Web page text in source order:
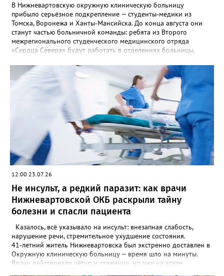
В Нижневартовскую окружную клиническую больницу
прибыло серьёзное подкрепление — студенты‑медики из
Томска, Воронежа и Ханты‑Мансийска. До конца августа они
станут частью больничной команды: ребята из Второго
межрегионального студенческого медицинского отряда
«Сердца Севера» будут работать в отделениях больницы.
взаимную пользу: больница получает дополнительную
поддержку в напряжённый летний период, когда многие
сотрудники уходят в отпуск, а студенты — бесценный опыт,
который не найти ни в одном учебнике. Возможно, кто‑то из
этих ребят впоследствии вернётся в Нижневартовск уже
дипломированным специалистом — и тогда эта практика станет
первой страницей большой профессиональной истории.
Фото: www.pinterest.com
12:00 23.07.26
Не инсульт, а редкий паразит: как врачи
Нижневартовской ОКБ раскрыли тайну
болезни и спасли пациента
Казалось, всё указывало на инсульт: внезапная слабость,
нарушение речи, стремительное ухудшение состояния.
41‑летний житель Нижневартовска был экстренно доставлен в
Окружную клиническую больницу — время шло на минуты.
Врачи действовали чётко и слаженно, но уже на этапе